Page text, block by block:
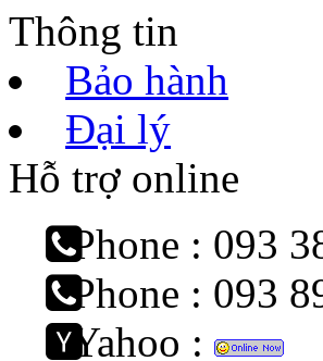
Thông tin
Bảo hành
Đại lý
Hỗ trợ online
Phone : 093
Phone : 093
Yahoo :